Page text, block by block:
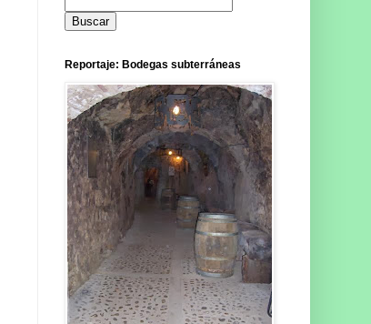
Reportaje: Bodegas subterráneas